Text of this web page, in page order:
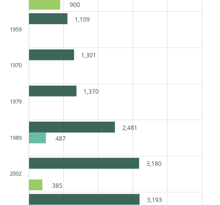
1,109
1,301
1,370
2,481
3,180
3,193
487
900
385
1959
1970
1979
1989
2002